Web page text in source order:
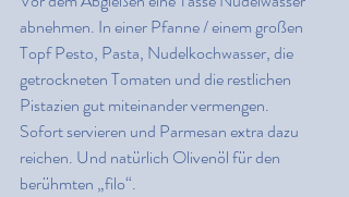
abnehmen. In einer Pfanne / einem großen
Topf Pesto, Pasta, Nudelkochwasser, die
getrockneten Tomaten und die restlichen
Pistazien gut miteinander vermengen.
Sofort servieren und Parmesan extra dazu
reichen. Und natürlich Olivenöl für den
berühmten „filo“.